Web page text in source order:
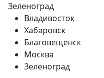
Зеленоград
Владивосток
Хабаровск
Благовещенск
Москва
Зеленоград